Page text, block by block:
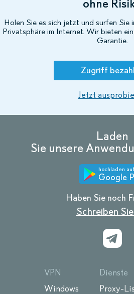
ohne
Holen Sie es sich jetzt und surfen Sie
Privatsphäre im Internet. Wir bieten
Garantie.
Zugriff
Jetzt
Laden
Sie unsere
hochladen auf
Google
Haben Sie noch
Schreiben
VPN
Windows
Dienste
Proxy-